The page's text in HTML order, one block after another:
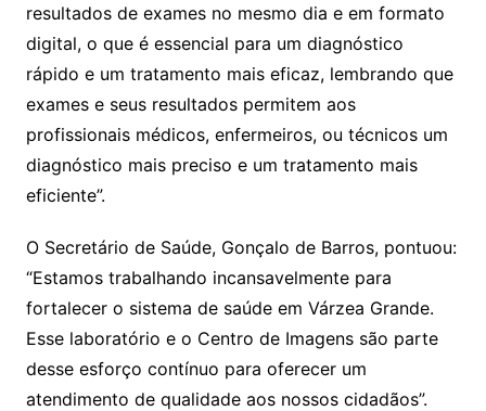
resultados de exames no mesmo dia e em formato
digital, o que é essencial para um diagnóstico
rápido e um tratamento mais eficaz, lembrando que
exames e seus resultados permitem aos
profissionais médicos, enfermeiros, ou técnicos um
diagnóstico mais preciso e um tratamento mais
eficiente”.
O Secretário de Saúde, Gonçalo de Barros, pontuou:
“Estamos trabalhando incansavelmente para
fortalecer o sistema de saúde em Várzea Grande.
Esse laboratório e o Centro de Imagens são parte
desse esforço contínuo para oferecer um
atendimento de qualidade aos nossos cidadãos”.